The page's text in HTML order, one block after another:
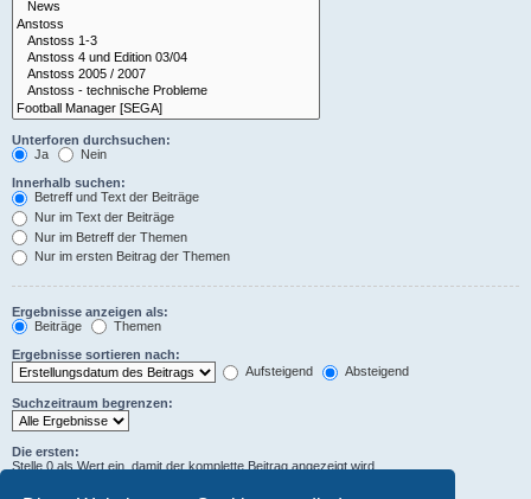
Unterforen durchsuchen:
Ja
Nein
Innerhalb suchen:
Betreff und Text der Beiträge
Nur im Text der Beiträge
Nur im Betreff der Themen
Nur im ersten Beitrag der Themen
Ergebnisse anzeigen als:
Beiträge
Themen
Ergebnisse sortieren nach:
Aufsteigend
Absteigend
Suchzeitraum begrenzen:
Die ersten:
Stelle 0 als Wert ein, damit der komplette Beitrag angezeigt wird.